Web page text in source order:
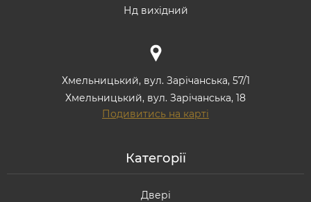
Нд вихідний
Хмельницький, вул. Зарічанська, 57/1
Хмельницький, вул. Зарічанська, 18
Подивитись на карті
Категорії
Двері